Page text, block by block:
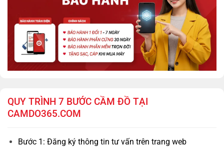
QUY TRÌNH 7 BƯỚC CẦM ĐỒ TẠI
CAMDO365.COM
Bước 1: Đăng ký thông tin tư vấn trên trang web